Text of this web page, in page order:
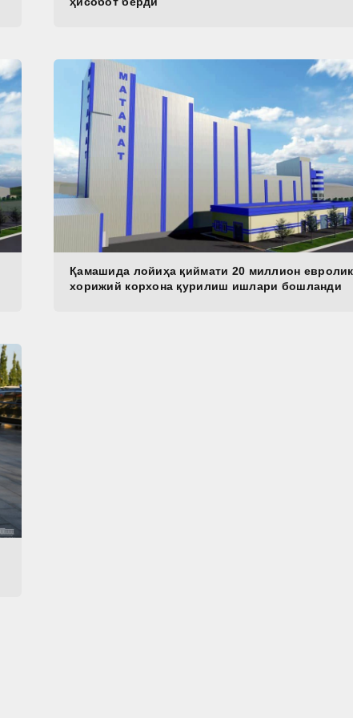
Қамашида лойиҳа қиймати 20 миллион евролик
хорижий корхона қурилиш ишлари бошланди